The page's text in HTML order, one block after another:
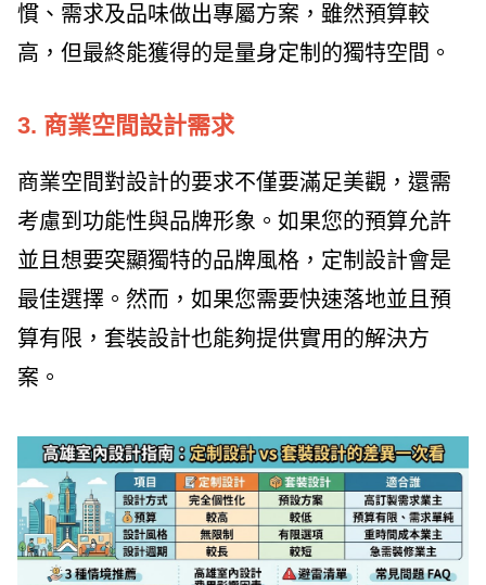
慣、需求及品味做出專屬方案，雖然預算較
高，但最終能獲得的是量身定制的獨特空間。
3. 商業空間設計需求
商業空間對設計的要求不僅要滿足美觀，還需
考慮到功能性與品牌形象。如果您的預算允許
並且想要突顯獨特的品牌風格，定制設計會是
最佳選擇。然而，如果您需要快速落地並且預
算有限，套裝設計也能夠提供實用的解決方
案。